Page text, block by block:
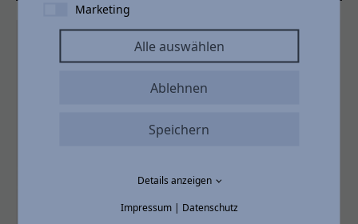
Marketing
Alle auswählen
Ablehnen
Speichern
Details anzeigen
Impressum| Datenschutz